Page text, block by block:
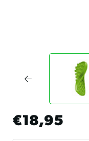
€18,95